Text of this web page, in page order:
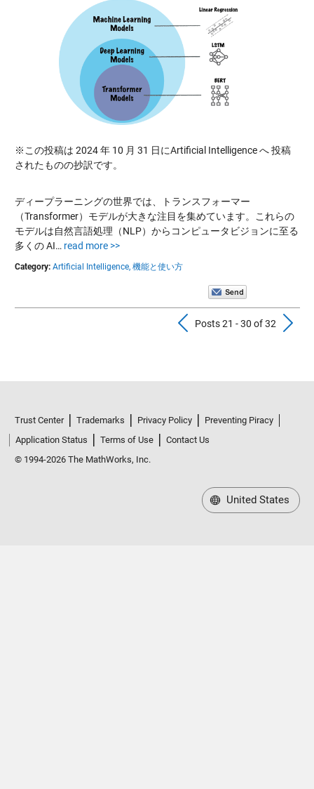
※この投稿は 2024 年 10 月 31 日にArtificial Intelligence へ 投稿
されたものの抄訳です。
ディープラーニングの世界では、トランスフォーマー
（Transformer）モデルが大きな注目を集めています。これらの
モデルは自然言語処理（NLP）からコンピュータビジョンに至る
多くの AI… read more >>
Category: Artificial Intelligence, 機能と使い方
Previous
Posts 21 - 30 of 32
Trust Center Trademarks Privacy Policy
Preventing Piracy
Application Status
Terms of Use
Contact Us
© 1994-2026 The MathWorks, Inc.
United States